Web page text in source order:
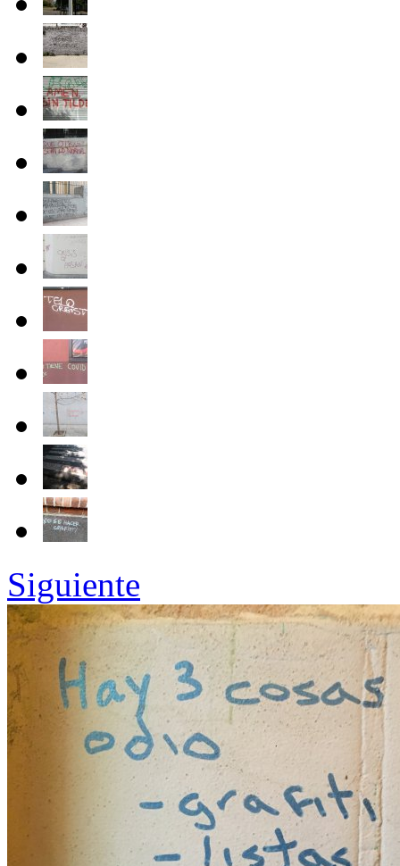
Siguiente